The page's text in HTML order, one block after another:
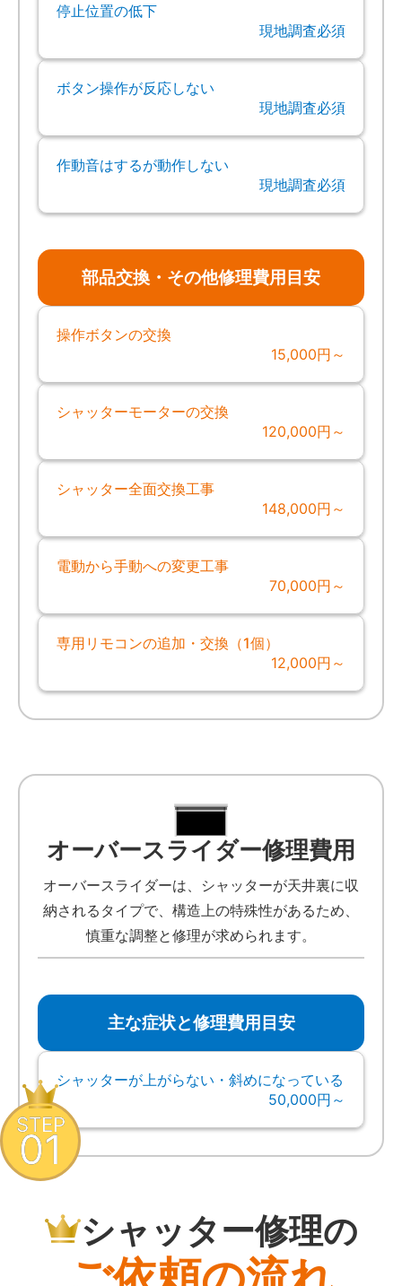
停止位置の低下
現地調査必須
ボタン操作が反応しない
現地調査必須
作動音はするが動作しない
現地調査必須
部品交換・その他修理費用目安
操作ボタンの交換
15,000円～
シャッターモーターの交換
120,000円～
シャッター全面交換工事
148,000円～
電動から手動への変更工事
70,000円～
専用リモコンの追加・交換（1個）
12,000円～
オーバースライダー修理費用
オーバースライダーは、シャッターが天井裏に収
納されるタイプで、構造上の特殊性があるため、
慎重な調整と修理が求められます。
主な症状と修理費用目安
シャッターが上がらない・斜めになっている
50,000円～
シャッター修理の
STEP
01